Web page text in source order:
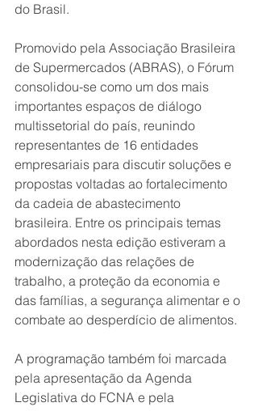
do Brasil.
Promovido pela Associação Brasileira
de Supermercados (ABRAS), o Fórum
consolidou-se como um dos mais
importantes espaços de diálogo
multissetorial do país, reunindo
representantes de 16 entidades
empresariais para discutir soluções e
propostas voltadas ao fortalecimento
da cadeia de abastecimento
brasileira. Entre os principais temas
abordados nesta edição estiveram a
modernização das relações de
trabalho, a proteção da economia e
das famílias, a segurança alimentar e o
combate ao desperdício de alimentos.
A programação também foi marcada
pela apresentação da Agenda
Legislativa do FCNA e pela